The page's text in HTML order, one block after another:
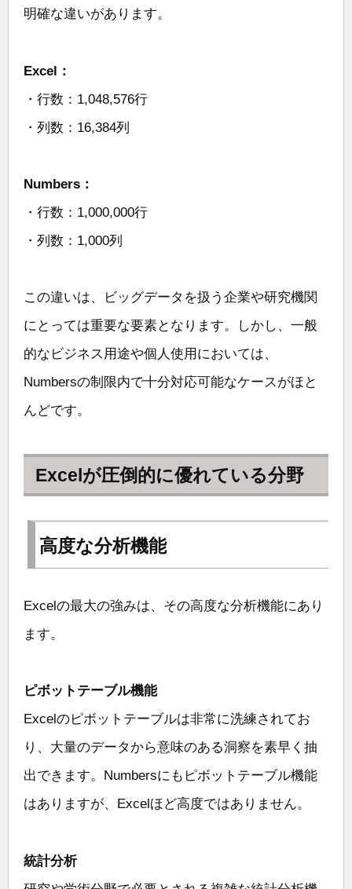
明確な違いがあります。
Excel：
・行数：1,048,576行
・列数：16,384列
Numbers：
・行数：1,000,000行
・列数：1,000列
この違いは、ビッグデータを扱う企業や研究機関
にとっては重要な要素となります。しかし、一般
的なビジネス用途や個人使用においては、
Numbersの制限内で十分対応可能なケースがほと
んどです。
Excelが圧倒的に優れている分野
高度な分析機能
Excelの最大の強みは、その高度な分析機能にあり
ます。
ピボットテーブル機能
Excelのピボットテーブルは非常に洗練されてお
り、大量のデータから意味のある洞察を素早く抽
出できます。Numbersにもピボットテーブル機能
はありますが、Excelほど高度ではありません。
統計分析